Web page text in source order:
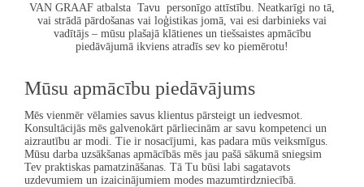
VAN GRAAF atbalsta Tavu personīgo attīstību. Neatkarīgi no tā,
vai strādā pārdošanas vai loģistikas jomā, vai esi darbinieks vai
vadītājs – mūsu plašajā klātienes un tiešsaistes apmācību
piedāvājumā ikviens atradīs sev ko piemērotu!
Mūsu apmācību piedāvājums
Mēs vienmēr vēlamies savus klientus pārsteigt un iedvesmot.
Konsultācijās mēs galvenokārt pārliecinām ar savu kompetenci un
aizrautību ar modi. Tie ir nosacījumi, kas padara mūs veiksmīgus.
Mūsu darba uzsākšanas apmācībās mēs jau pašā sākumā sniegsim
Tev praktiskas pamatzināšanas. Tā Tu būsi labi sagatavots
uzdevumiem un izaicinājumiem modes mazumtirdzniecībā.